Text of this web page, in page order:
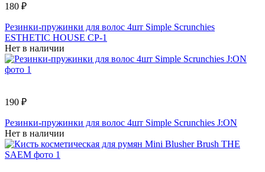
180 ₽
Резинки-пружинки для волос 4шт Simple Scrunchies
ESTHETIC HOUSE СР-1
Нет в наличии
190 ₽
Резинки-пружинки для волос 4шт Simple Scrunchies J:ON
Нет в наличии